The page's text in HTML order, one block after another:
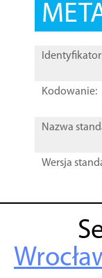
Kodowanie:
Nazwa
Wersja